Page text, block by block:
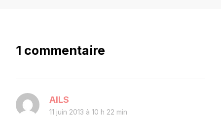
1 commentaire
AILS
11 juin 2013 à 10 h 22 min